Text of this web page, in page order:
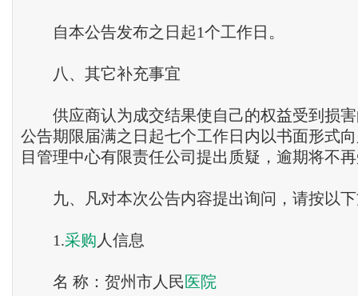
自本公告发布之日起1个工作日。
八、其它补充事宜
供应商认为成交结果使自己的权益受到损害
公告期限届满之日起七个工作日内以书面形式
目管理中心有限责任公司提出质疑，逾期将不
九、凡对本次公告内容提出询问，请按以下
1.采购 人信息
名 称：贺州市人民医院